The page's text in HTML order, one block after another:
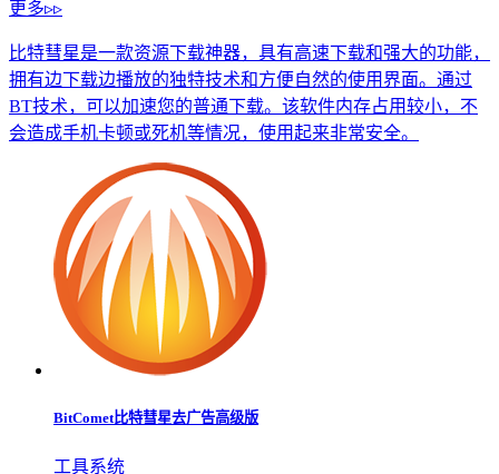
更多▹▹
比特彗星是一款资源下载神器，具有高速下载和强大的功能，
拥有边下载边播放的独特技术和方便自然的使用界面。通过
BT技术，可以加速您的普通下载。该软件内存占用较小，不
会造成手机卡顿或死机等情况，使用起来非常安全。
BitComet比特彗星去广告高级版
工具系统